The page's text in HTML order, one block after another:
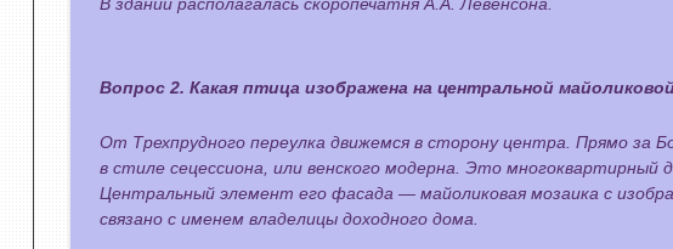
В здании располагалась скоропечатня А.А. Левенсона.
Вопрос 2. Какая птица изображена на центральной
От Трехпрудного переулка движемся в сторону центра. Прямо за
в стиле сецессиона, или венского модерна. Это
Центральный элемент его фасада — майоликовая мозаика с
связано с именем владелицы доходного дома.